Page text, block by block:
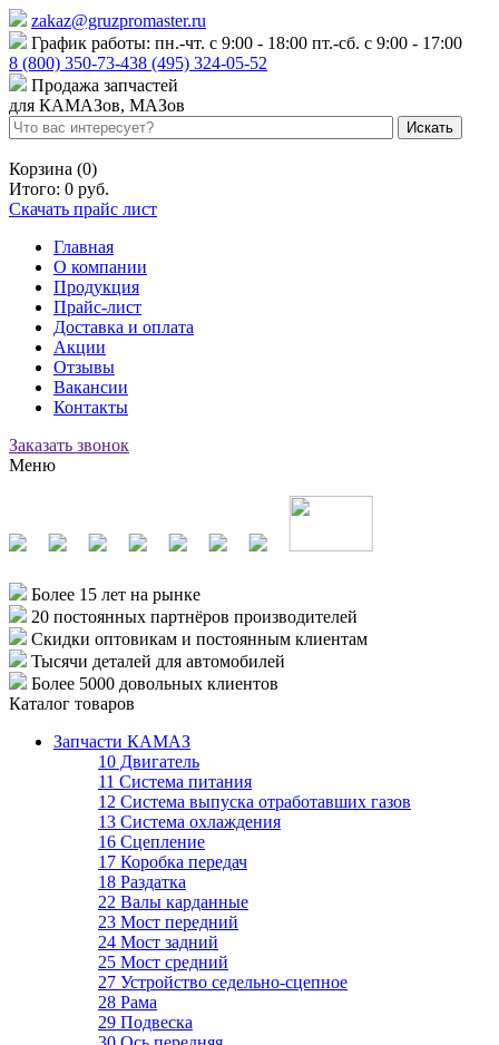
zakaz@gruzpromaster.ru
График работы: пн.-чт. с 9:00 - 18:00 пт.-сб. с 9:00 - 17:00
8 (800) 350-73-438 (495) 324-05-52
Продажа запчастей
для КАМАЗов, МАЗов
Корзина (0)
Итого: 0 руб.
Скачать прайс лист
Главная
О компании
Продукция
Прайс-лист
Доставка и оплата
Акции
Отзывы
Вакансии
Контакты
Заказать звонок
Меню
Более 15 лет на рынке
20 постоянных партнёров производителей
Скидки оптовикам и постоянным клиентам
Тысячи деталей для автомобилей
Более 5000 довольных клиентов
Каталог товаров
Запчасти КАМАЗ
10 Двигатель
11 Система питания
12 Система выпуска отработавших газов
13 Система охлаждения
16 Сцепление
17 Коробка передач
18 Раздатка
22 Валы карданные
23 Мост передний
24 Мост задний
25 Мост средний
27 Устройство седельно-сцепное
28 Рама
29 Подвеска